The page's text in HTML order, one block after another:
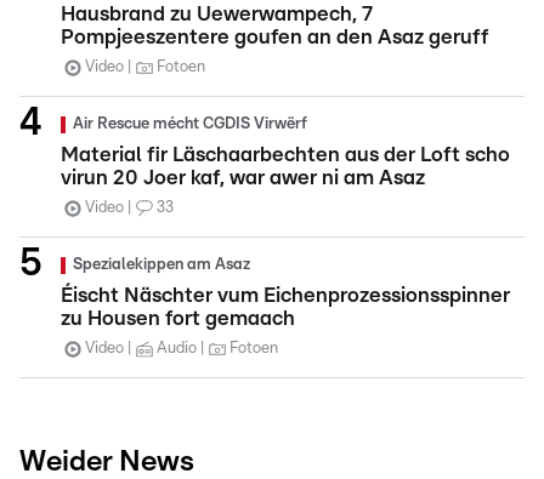
Hausbrand zu Uewerwampech, 7
Pompjeeszentere goufen an den Asaz geruff
Video Fotoen
Air Rescue mécht CGDIS Virwërf
Material fir Läschaarbechten aus der Loft scho
virun 20 Joer kaf, war awer ni am Asaz
Video 33
Spezialekippen am Asaz
Éischt Näschter vum Eichenprozessionsspinner
zu Housen fort gemaach
Video Audio Fotoen
Weider News